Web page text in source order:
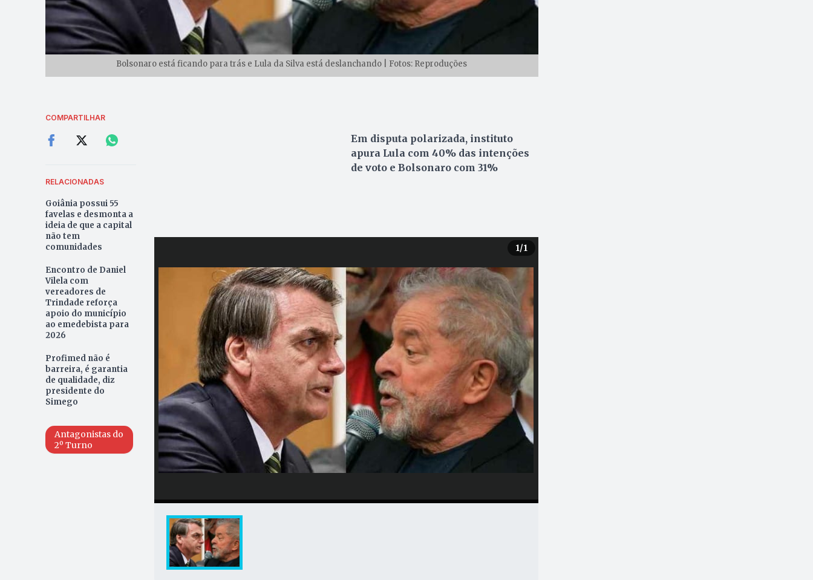
Bolsonaro está ficando para trás e Lula da Silva está deslanchando | Fotos: Reproduções
COMPARTILHAR
RELACIONADAS
Goiânia possui 55
favelas e desmonta a
ideia de que a capital
não tem
comunidades
Encontro de Daniel
Vilela com
vereadores de
Trindade reforça
apoio do município
ao emedebista para
2026
Profimed não é
barreira, é garantia
de qualidade, diz
presidente do
Simego
Antagonistas do
2º Turno
Em disputa polarizada, instituto
apura Lula com 40% das intenções
de voto e Bolsonaro com 31%
1/1